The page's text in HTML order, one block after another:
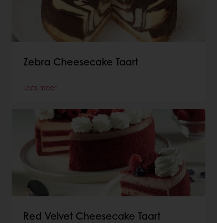
Zebra Cheesecake Taart
Lees meer
Red Velvet Cheesecake Taart